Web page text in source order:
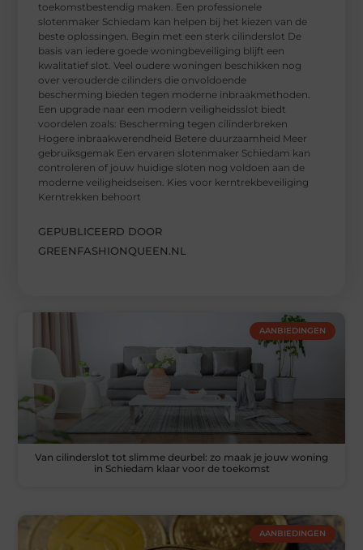
toekomstbestendig maken. Een professionele
slotenmaker Schiedam kan helpen bij het kiezen van de
beste oplossingen. Begin met een sterk cilinderslot De
basis van iedere goede woningbeveiliging blijft een
kwalitatief slot. Veel oudere woningen beschikken nog
over verouderde cilinders die onvoldoende
bescherming bieden tegen moderne inbraakmethoden.
Een upgrade naar een modern veiligheidsslot biedt
voordelen zoals: Bescherming tegen cilinderbreken
Hogere inbraakwerendheid Betere duurzaamheid Meer
gebruiksgemak Een ervaren slotenmaker Schiedam kan
controleren of jouw huidige sloten nog voldoen aan de
moderne veiligheidseisen. Kies voor kerntrekbeveiliging
Kerntrekken behoort
GEPUBLICEERD DOOR
GREENFASHIONQUEEN.NL
AANBIEDINGEN
Van cilinderslot tot slimme deurbel: zo maak je jouw woning
in Schiedam klaar voor de toekomst
AANBIEDINGEN